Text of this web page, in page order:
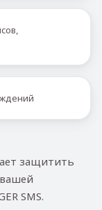
защитить
SMS.